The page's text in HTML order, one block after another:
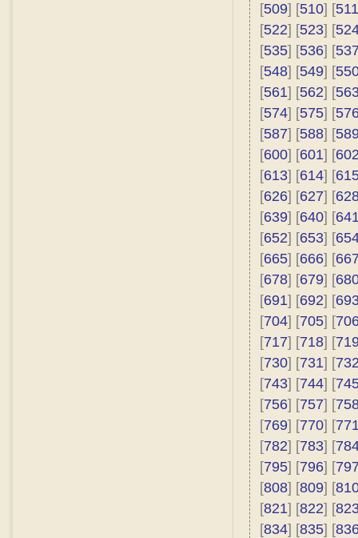
[509] [510] [511
[522] [523] [
[535] [536] [
[548] [549] [
[561] [562] [
[574] [575] [
[587] [588] [
[600] [601] [
[613] [614] [
[626] [627] [
[639] [640] [
[652] [653] [
[665] [666] [
[678] [679] [
[691] [692] [
[704] [705] [
[717] [718] [
[730] [731] [
[743] [744] [
[756] [757] [
[769] [770] [
[782] [783] [
[795] [796] [
[808] [809] [
[821] [822] [
[834] [835] [